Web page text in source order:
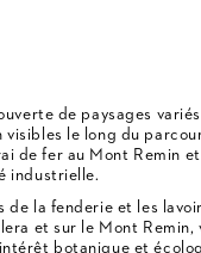
de paysages
le long du
de fer au Mont Remin
industrielle.
de la fenderie et les
et sur le Mont Remin,
botanique et